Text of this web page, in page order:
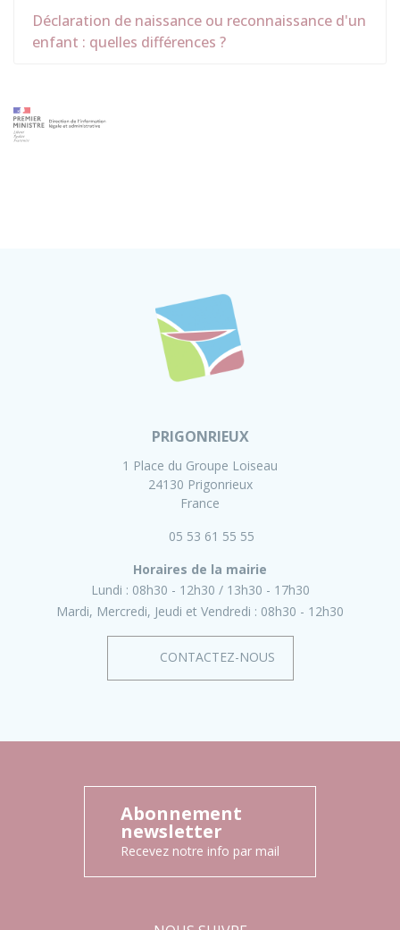
Déclaration de naissance ou reconnaissance d'un
enfant : quelles différences ?
PRIGONRIEUX
1 Place du Groupe Loiseau
24130 Prigonrieux
France
05 53 61 55 55
Horaires de la mairie
Lundi : 08h30 - 12h30
13h30 - 17h30
Mardi, Mercredi, Jeudi et Vendredi : 08h30 - 12h30
CONTACTEZ-NOUS
Abonnement
newsletter
Recevez notre info par mail